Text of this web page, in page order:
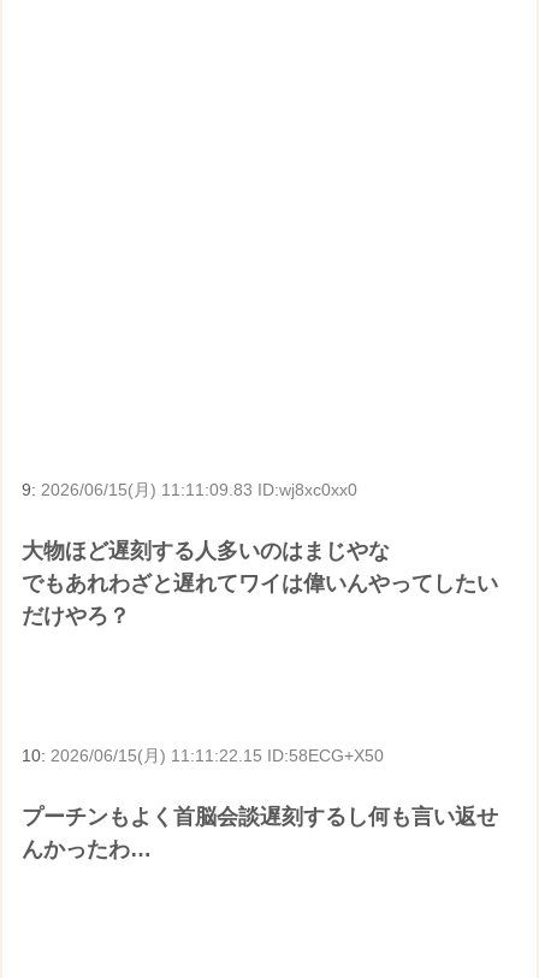
9: 2026/06/15(月) 11:11:09.83 ID:wj8xc0xx0
大物ほど遅刻する人多いのはまじやな
でもあれわざと遅れてワイは偉いんやってしたい
だけやろ？
10: 2026/06/15(月) 11:11:22.15 ID:58ECG+X50
プーチンもよく首脳会談遅刻するし何も言い返せ
んかったわ…